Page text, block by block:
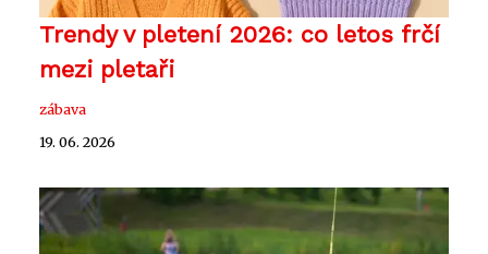
Trendy v pletení 2026: co letos frčí
mezi pletaři
zábava
19. 06. 2026